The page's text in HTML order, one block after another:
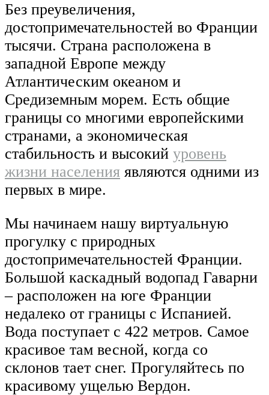
Без преувеличения,
достопримечательностей во Франции
тысячи. Страна расположена в
западной Европе между
Атлантическим океаном и
Средиземным морем. Есть общие
границы со многими европейскими
странами, а экономическая
стабильность и высокий уровень
жизни населения являются одними из
первых в мире.
Мы начинаем нашу виртуальную
прогулку с природных
достопримечательностей Франции.
Большой каскадный водопад Гаварни
– расположен на юге Франции
недалеко от границы с Испанией.
Вода поступает с 422 метров. Самое
красивое там весной, когда со
склонов тает снег. Прогуляйтесь по
красивому ущелью Вердон.